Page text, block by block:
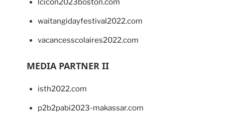
lcicon2023boston.com
waitangidayfestival2022.com
vacancesscolaires2022.com
MEDIA PARTNER II
isth2022.com
p2b2pabi2023-makassar.com